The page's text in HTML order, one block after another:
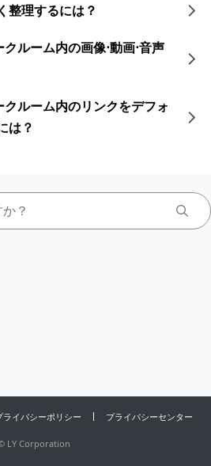
整理するには？
ルーム内の画像⋅動画⋅音声
ルーム内のリンクをデフォ
は？
ライバシーポリシー プライバシーセンター
LY Corporation